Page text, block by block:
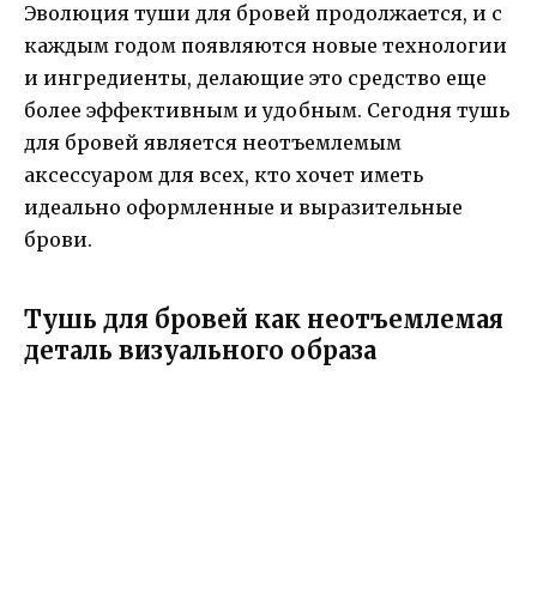
Эволюция туши для бровей продолжается, и с
каждым годом появляются новые технологии
и ингредиенты, делающие это средство еще
более эффективным и удобным. Сегодня тушь
для бровей является неотъемлемым
аксессуаром для всех, кто хочет иметь
идеально оформленные и выразительные
брови.
Тушь для бровей как неотъемлемая
деталь визуального образа